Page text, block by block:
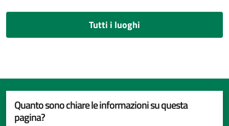
Tutti i luoghi
Quanto sono chiare le informazioni su questa
pagina?